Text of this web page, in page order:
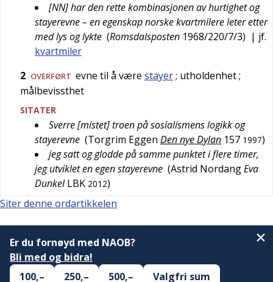
[NN] har den rette kombinasjonen av hurtighet og
stayerevne – en egenskap norske kvartmilere leter etter
med lys og lykte (Romsdalsposten 1968/220/7/3) | jf.
kvartmiler
2 OVERFØRT evne til å være stayer; utholdenhet;
målbevissthet
SITATER
Sverre [mistet] troen på sosialismens logikk og
stayerevne (Torgrim Eggen Den nye Dylan 157 1997)
jeg satt og glodde på samme punktet i flere timer,
jeg utviklet en egen stayerevne (Astrid NordangEva
Dunkel LBK 2012)
Siter denne ordartikkelen
Er du fornøyd med NAOB?
Bli med og bidra!
100,–
250,– 500,– Valgfri sum